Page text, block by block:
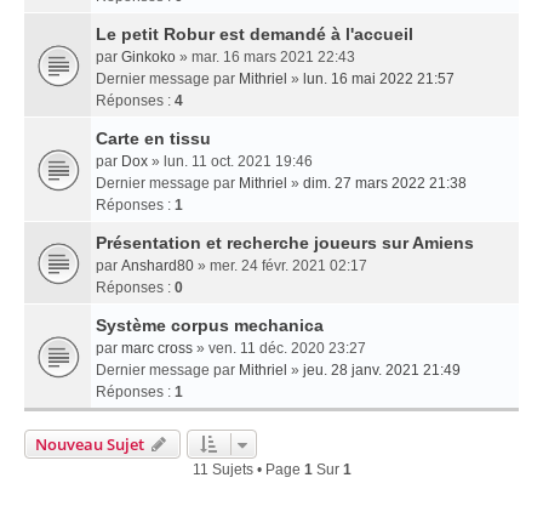
Le petit Robur est demandé à l'accueil
par Ginkoko » mar. 16 mars 2021 22:43
Dernier message par Mithriel » lun. 16 mai 2022 21:57
Réponses : 4
Carte en tissu
par Dox » lun. 11 oct. 2021 19:46
Dernier message par Mithriel » dim. 27 mars 2022 21:38
Réponses : 1
Présentation et recherche joueurs sur Amiens
par Anshard80 » mer. 24 févr. 2021 02:17
Réponses : 0
Système corpus mechanica
par marc cross » ven. 11 déc. 2020 23:27
Dernier message par Mithriel » jeu. 28 janv. 2021 21:49
Réponses : 1
Nouveau Sujet
11 Sujets • Page 1Sur 1